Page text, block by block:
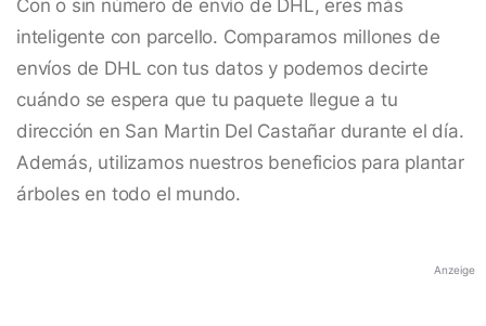
Con o sin número de envío de DHL, eres más
inteligente con parcello. Comparamos millones de
envíos de DHL con tus datos y podemos decirte
cuándo se espera que tu paquete llegue a tu
dirección en San Martin Del Castañar durante el día.
Además, utilizamos nuestros beneficios para plantar
árboles en todo el mundo.
Anzeige